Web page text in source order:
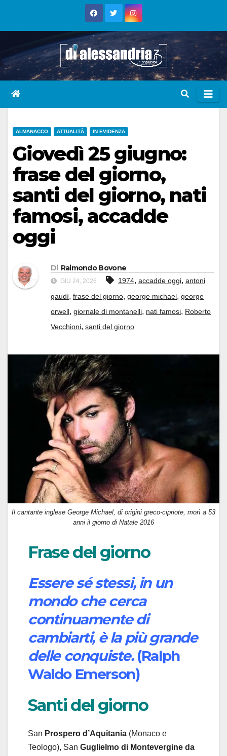
ALMANACCO ATTUALITÀ IN EVIDENZA
Giovedì 25 giugno:
frase del giorno,
santi del giorno, nati
famosi, accadde
oggi
Di Raimondo Bovone
GIU 24, 2026 1974, accadde oggi, antoni
gaudì, frase del giorno, george michael, george
orwell, giornale di montanelli, nati famosi, Roberto
Vecchioni, santi del giorno
Il cantante inglese George Michael, di origini greco-cipriote, morì a 53
anni il giorno di Natale 2016
Frase del giorno
Essere sé stessi, in un
mondo che cerca
continuamente di
cambiarti, è la più grande
delle conquiste.(Ralph
Waldo Emerson)
Santi del giorno
San Prospero d’Aquitania (Monaco e
Teologo), San Guglielmo di Montevergine da